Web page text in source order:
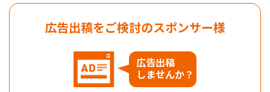
広告出稿をご検討のスポンサー様
広告出稿
しませんか？